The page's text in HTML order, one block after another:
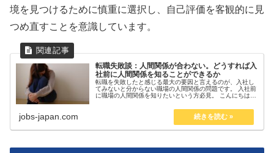
境を見つけるために慎重に選択し、自己評価を客観的に見
つめ直すことを意識しています。
転職失敗談：人間関係が合わない。どうすれば入
社前に人間関係を知ることができるか
転職を失敗したと感じる最大の要因と言えるのが、入社し
てみないと分からない職場の人間関係の問題です。 入社前
に職場の人間関係を知りたいという方必見。 こんにちは！
リーマンでしたが、転職＆...
jobs-japan.com